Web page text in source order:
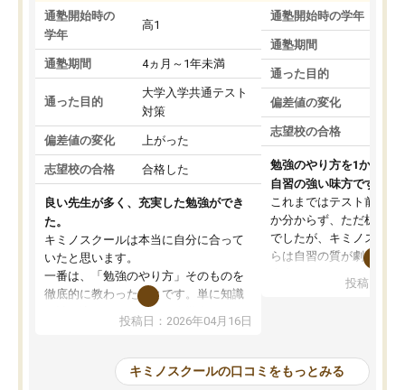
通塾開始時の
学年
高1
通塾期間 4ヵ月～1年未満
通った目的
大学入学共通テスト
対策
偏差値の変化 上がった
志望校の合格 合格した
良い先生が多く、充実した勉強ができ
た。
キミノスクールは本当に自分に合って
いたと思います。
一番は、「勉強のやり方」そのものを
徹底的に教わったことです。単に知識
を詰め込むのではなく、自学自習の習
慣が身につくよう並走してくれるの
はなくなりました。
投稿日：2026年04月16日
通塾開始時の学年
通塾期間
通った目的
偏差値の変化
志望校の合格
勉強のやり方を1から教
自習の強い味方です。
これまではテスト前に何
か分からず、ただ机に座
でしたが、キミノスクー
らは自習の質が劇的に変
を明確にしてくれるの
の仕方をコーチングして
ルなので、家での学習習
投稿日：
キミノスクールの口コミをもっとみる